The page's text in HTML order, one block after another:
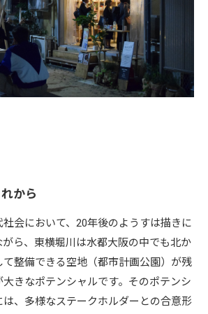
から
会において、20年後のようすは描きに
がら、東横堀川は水都大阪の中でも北か
て整備できる空地（都市計画公園）が残
きなポテンシャルです。そのポテンシ
は、多様なステークホルダーとの合意形